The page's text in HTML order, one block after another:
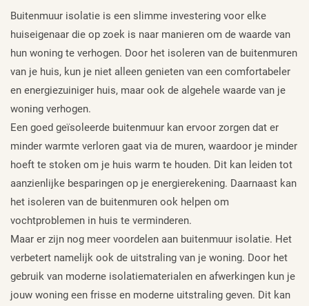
Buitenmuur isolatie is een slimme investering voor elke
huiseigenaar die op zoek is naar manieren om de waarde van
hun woning te verhogen. Door het isoleren van de buitenmuren
van je huis, kun je niet alleen genieten van een comfortabeler
en energiezuiniger huis, maar ook de algehele waarde van je
woning verhogen.
Een goed geïsoleerde buitenmuur kan ervoor zorgen dat er
minder warmte verloren gaat via de muren, waardoor je minder
hoeft te stoken om je huis warm te houden. Dit kan leiden tot
aanzienlijke besparingen op je energierekening. Daarnaast kan
het isoleren van de buitenmuren ook helpen om
vochtproblemen in huis te verminderen.
Maar er zijn nog meer voordelen aan buitenmuur isolatie. Het
verbetert namelijk ook de uitstraling van je woning. Door het
gebruik van moderne isolatiematerialen en afwerkingen kun je
jouw woning een frisse en moderne uitstraling geven. Dit kan